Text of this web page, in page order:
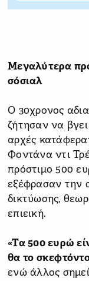
Μεγαλύτερα
σόσιαλ
Ο 30χρονος
ζήτησαν να βγει
αρχές
Φοντάνα ντι
πρόστιμο 500
εξέφρασαν την
δικτύωσης,
επιεική.
«Τα 500 ευρώ
θα το
ενώ άλλος